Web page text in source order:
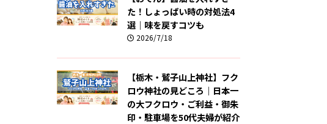
た！しょっぱい時の対処法4
選｜味を戻すコツも
2026/7/18
【栃木・鷲子山上神社】フク
ロウ神社の見どころ｜日本一
の大フクロウ・ご利益・御朱
印・駐車場を50代夫婦が紹介